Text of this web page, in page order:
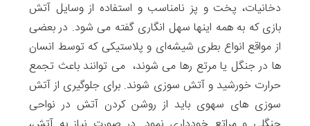
دخانیات، پخت و پز نامناسب و استفاده از وسایل آتش
بازی که به همه اینها سهل انگاری گفته می شود. در بعضی
از مواقع انواع بطری شیشه‌ای و پلاستیکی که توسط انسان
ها در جنگل یا مرتع رها می شوند، می توانند باعث تجمع
حرارت خورشید و آتش سوزی شوند. برای جلوگیری از آتش
سوزی های سهوی باید از روشن کردن آتش در نواحی